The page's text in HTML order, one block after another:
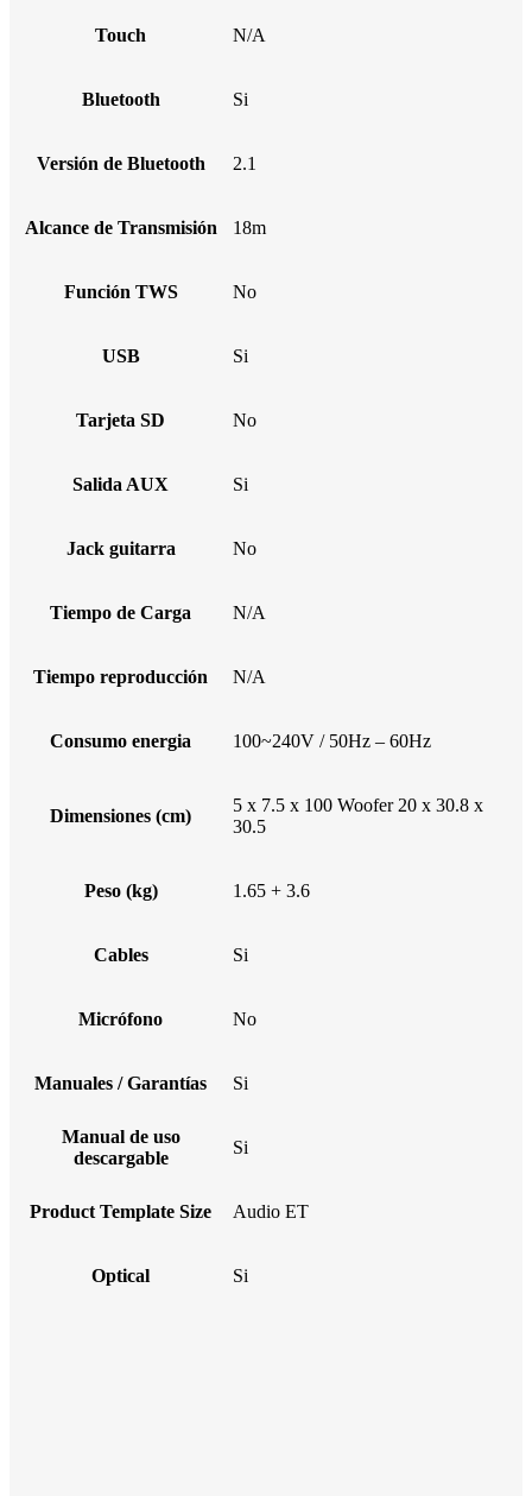
Touch N/A
Bluetooth Si
Versión de Bluetooth 2.1
Alcance de Transmisión 18m
Función TWS No
USB Si
Tarjeta SD No
Salida AUX Si
Jack guitarra No
Tiempo de Carga N/A
Tiempo reproducción N/A
Consumo energia 100~240V / 50Hz – 60Hz
Dimensiones (cm)
5 x 7.5 x 100 Woofer 20 x 30.8 x
30.5
Peso (kg) 1.65 + 3.6
Cables Si
Micrófono No
Manuales / Garantías Si
Manual de uso
descargable
Si
Product Template Size Audio ET
Optical Si